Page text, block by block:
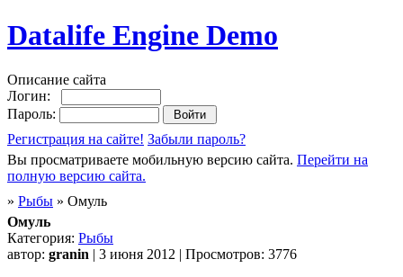
Datalife Engine Demo
Описание сайта
Логин:
Пароль:
Регистрация на сайте! Забыли пароль?
Вы просматриваете мобильную версию сайта. Перейти на
полную версию сайта.
» Рыбы » Омуль
Омуль
Категория: Рыбы
автор: granin | 3 июня 2012 | Просмотров: 3776